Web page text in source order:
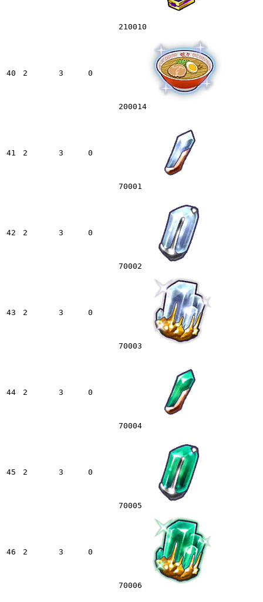
210010
40 2 3 0
200014
41 2 3 0
70001
42 2 3 0
70002
43 2 3 0
70003
44 2 3 0
70004
45 2 3 0
70005
46 2 3 0
70006